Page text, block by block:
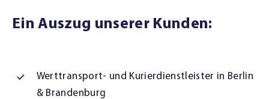
Ein Auszug unserer Kunden:
Werttransport- und Kurierdienstleister in Berlin
& Brandenburg